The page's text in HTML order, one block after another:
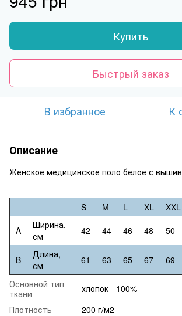
Купить
Быстрый заказ
В избранное К
Описание
Женское медицинское поло белое с
S M L XL XXL
A
Ширина,
см
42 44 46 48 50
B
Длина,
см
61 63 65 67 69
Основной тип
ткани
хлопок - 100%
Плотность
200 г/м2